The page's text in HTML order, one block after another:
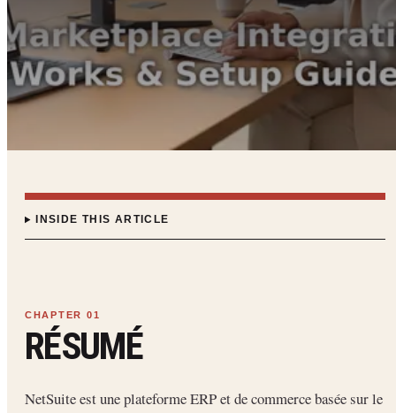
INSIDE THIS ARTICLE
RÉSUMÉ
NetSuite est une plateforme ERP et de commerce basée sur le